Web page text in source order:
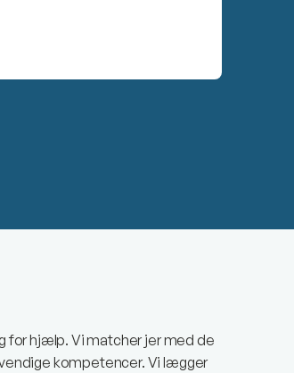
for hjælp. Vi matcher jer med de
kompetencer. Vi lægger